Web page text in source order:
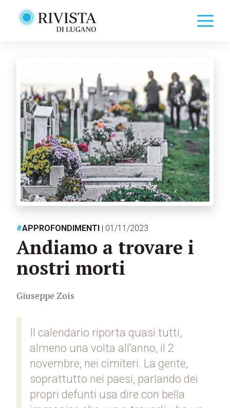
#APPROFONDIMENTI | 01/11/2023
Andiamo a trovare i
nostri morti
Giuseppe Zois
Il calendario riporta quasi tutti,
almeno una volta all’anno, il 2
novembre, nei cimiteri. La gente,
soprattutto nei paesi, parlando dei
propri defunti usa dire con bella